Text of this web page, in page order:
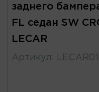
заднего
FL седан SW
LECAR
Артикул :